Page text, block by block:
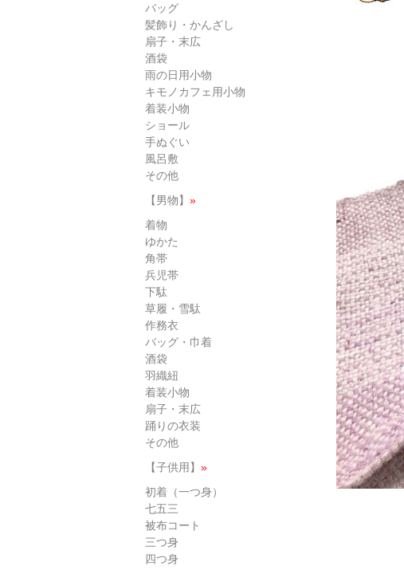
バッグ
髪飾り・かんざし
扇子・末広
酒袋
雨の日用小物
キモノカフェ用小物
着装小物
ショール
手ぬぐい
風呂敷
その他
【男物】 »
着物
ゆかた
角帯
兵児帯
下駄
草履・雪駄
作務衣
バッグ・巾着
酒袋
羽織紐
着装小物
扇子・末広
踊りの衣装
その他
【子供用】 »
初着（一つ身）
七五三
被布コート
三つ身
四つ身